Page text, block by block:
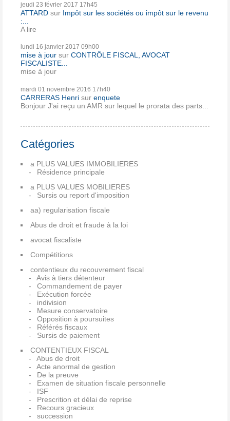
jeudi 23 février 2017 17h45
ATTARD sur Impôt sur les sociétés ou impôt sur le revenu
:...
A lire
lundi 16 janvier 2017 09h00
mise à jour sur CONTRÔLE FISCAL, AVOCAT
FISCALISTE...
mise à jour
mardi 01 novembre 2016 17h40
CARRERAS Henri sur enquete
Bonjour J'ai reçu un AMR sur lequel le prorata des parts...
Catégories
a PLUS VALUES IMMOBILIERES
Résidence principale
a PLUS VALUES MOBILIERES
Sursis ou report d'imposition
aa) regularisation fiscale
Abus de droit et fraude à la loi
avocat fiscaliste
Compétitions
contentieux du recouvrement fiscal
Avis à tiers détenteur
Commandement de payer
Exécution forcée
indivision
Mesure conservatoire
Opposition à poursuites
Référés fiscaux
Sursis de paiement
CONTENTIEUX FISCAL
Abus de droit
Acte anormal de gestion
De la preuve
Examen de situation fiscale personnelle
ISF
Prescrition et délai de reprise
Recours gracieux
succession